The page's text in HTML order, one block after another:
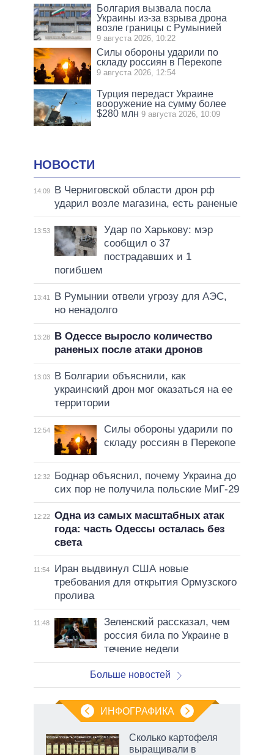
Болгария вызвала посла
Украины из-за взрыва дрона
возле границы с Румынией
9 августа 2026, 10:22
Силы обороны ударили по
складу россиян в Перекопе
9 августа 2026, 12:54
Турция передаст Украине
вооружение на сумму более
$280 млн 9 августа 2026, 10:09
НОВОСТИ
14:09
В Черниговской области дрон рф
ударил возле магазина, есть раненые
13:53
Удар по Харькову: мэр
сообщил о 37
пострадавших и 1
погибшем
13:41
В Румынии отвели угрозу для АЭС,
но ненадолго
13:28
В Одессе выросло количество
раненых после атаки дронов
13:03
В Болгарии объяснили, как
украинский дрон мог оказаться на ее
территории
12:54
Силы обороны ударили по
складу россиян в Перекопе
12:32
Боднар объяснил, почему Украина до
сих пор не получила польские МиГ-29
12:22 Одна из самых масштабных атак
года: часть Одессы осталась без
света
11:54
Иран выдвинул США новые
требования для открытия Ормузского
пролива
11:48
Зеленский рассказал, чем
россия била по Украине в
течение недели
Больше новостей
ИНФОГРАФИКА
Сколько картофеля
выращивали в